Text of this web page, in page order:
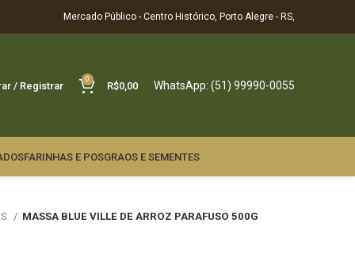
Mercado Público - Centro Histórico, Porto Alegre - RS,
/ Registrar
0
R$0,00 WhatsApp: (51) 99990-0055
FARINHAS E POSGRAOS E SEMENTES
MASSA BLUE VILLE DE ARROZ PARAFUSO 500G